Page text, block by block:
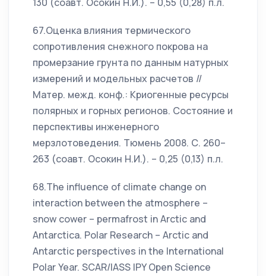
67.Оценка влияния термического
сопротивления снежного покрова на
промерзание грунта по данным натурных
измерений и модельных расчетов //
Матер. межд. конф.: Криогенные ресурсы
полярных и горных регионов. Состояние и
перспективы инженерного
мерзлотоведения. Тюмень 2008. С. 260–
263 (соавт. Осокин Н.И.). – 0,25 (0,13) п.л.
68.The influence of climate change on
interaction between the atmosphere –
snow cower – permafrost in Arctic and
Antarctica. Polar Research – Arctic and
Antarctic perspectives in the International
Polar Year. SCAR/IASS IPY Open Science